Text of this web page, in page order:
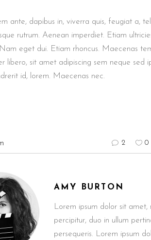
ante, dapibus in, viverra quis, feugiat a,
rutrum. Aenean imperdiet. Etiam
eget dui. Etiam rhoncus. Maecenas
libero, sit amet adipiscing sem neque sed
id, lorem. Maecenas nec.
2 0
AMY BURTON
Lorem ipsum dolor sit
percipitur, duo in ullum
persequeris. Lorem ipsum